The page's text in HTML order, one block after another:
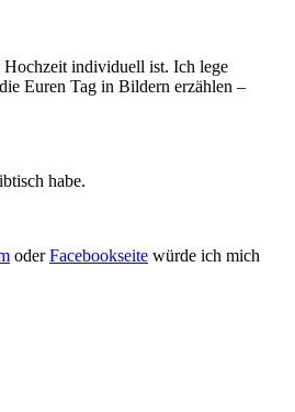
Hochzeit individuell ist. Ich lege
Euren Tag in Bildern erzählen –
habe.
oderFacebookseite würde ich mich